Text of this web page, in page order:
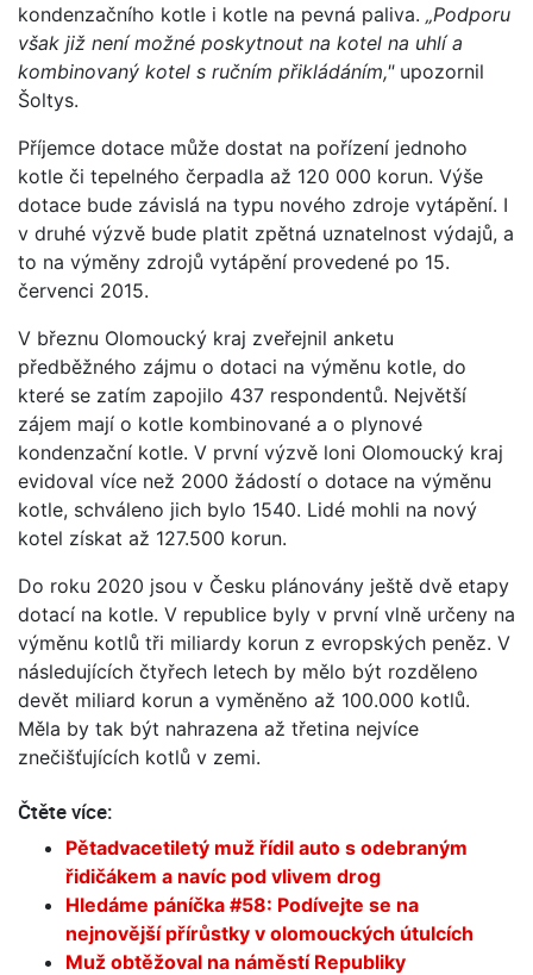
kondenzačního kotle i kotle na pevná paliva. „Podporu
však již není možné poskytnout na kotel na uhlí a
kombinovaný kotel s ručním přikládáním,"upozornil
Šoltys.
Příjemce dotace může dostat na pořízení jednoho
kotle či tepelného čerpadla až 120 000 korun. Výše
dotace bude závislá na typu nového zdroje vytápění. I
v druhé výzvě bude platit zpětná uznatelnost výdajů, a
to na výměny zdrojů vytápění provedené po 15.
červenci 2015.
V březnu Olomoucký kraj zveřejnil anketu
předběžného zájmu o dotaci na výměnu kotle, do
které se zatím zapojilo 437 respondentů. Největší
zájem mají o kotle kombinované a o plynové
kondenzační kotle. V první výzvě loni Olomoucký kraj
evidoval více než 2000 žádostí o dotace na výměnu
kotle, schváleno jich bylo 1540. Lidé mohli na nový
kotel získat až 127.500 korun.
Do roku 2020 jsou v Česku plánovány ještě dvě etapy
dotací na kotle. V republice byly v první vlně určeny na
výměnu kotlů tři miliardy korun z evropských peněz. V
následujících čtyřech letech by mělo být rozděleno
devět miliard korun a vyměněno až 100.000 kotlů.
Měla by tak být nahrazena až třetina nejvíce
znečišťujících kotlů v zemi.
Čtěte více:
Pětadvacetiletý muž řídil auto s odebraným
řidičákem a navíc pod vlivem drog
Hledáme páníčka #58: Podívejte se na
nejnovější přírůstky v olomouckých útulcích
Muž obtěžoval na náměstí Republiky